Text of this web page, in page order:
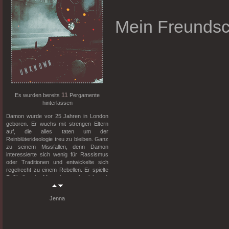
Es wurden bereits 11 Pergamente
hinterlassen
Damon wurde vor 25 Jahren in London
geboren. Er wuchs mit strengen Eltern
auf, die alles taten um der
Reinblüterideologie treu zu bleiben. Ganz
zu seinem Missfallen, denn Damon
interessierte sich wenig für Rassismus
oder Traditionen und entwickelte sich
regelrecht zu einem Rebellen. Er spielte
Fußball mit Muggeln, traf sich mit
"Schlammblüter" und stemmte sich in der
Während der Schulzeit in Slytherin
Jenna
Mein